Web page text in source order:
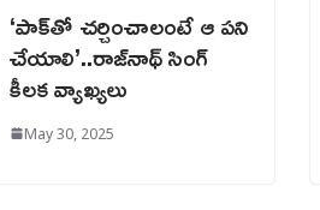
‘పాక్‌తో చర్చించాలంటే ఆ పని
చేయాలి’..రాజ్‌నాథ్ సింగ్
కీలక వ్యాఖ్యలు
May 30, 2025